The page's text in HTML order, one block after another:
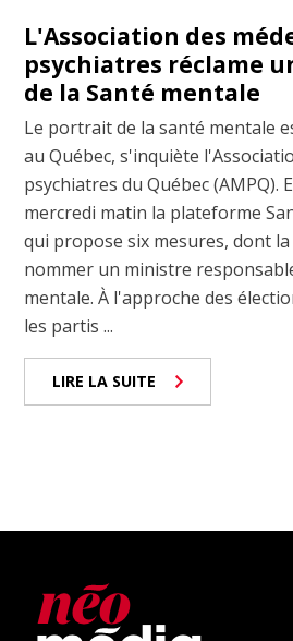
L'Association des
psychiatres réclame
de la Santé mentale
Le portrait de la santé mentale
au Québec, s'inquiète
psychiatres du Québec (AMPQ).
mercredi matin la plateforme
qui propose six mesures, dont
nommer un ministre
mentale. À l'approche des
les partis ...
LIRE LA SUITE